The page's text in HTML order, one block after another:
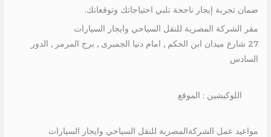
ضمان تجربة إيجار ناجحة تلبي احتياجاتك وتوقعاتك.
مقر الشركة المصرية للنقل السياحي وايجار السيارات
27 شارع ميدان ابن الحكم , امام دنيا الجمبرى , برج المرمر , الدور
السادس
اللوكيشين : الموقع
مواعيد عمل الشركةالمصرية للنقل السياحي وايجار السيارات